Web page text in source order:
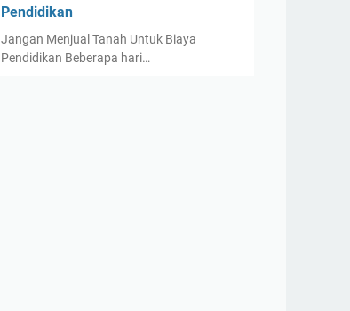
Pendidikan
Jangan Menjual Tanah Untuk Biaya
Pendidikan Beberapa hari…